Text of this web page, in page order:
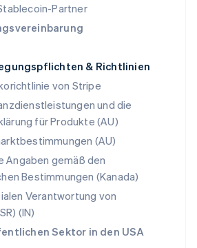
Partner
& Richtlinien
von Stripe
und die
für Produkte (AU)
(AU)
Angaben gemäß den
Bestimmungen (Kanada)
Verantwortung von
(IN)
Sektor in den USA
Hongkong,